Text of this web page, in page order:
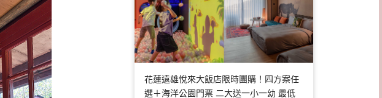
花蓮遠雄悅來大飯店限時團購！四方案任
選＋海洋公園門票 二大送一小一幼 最低